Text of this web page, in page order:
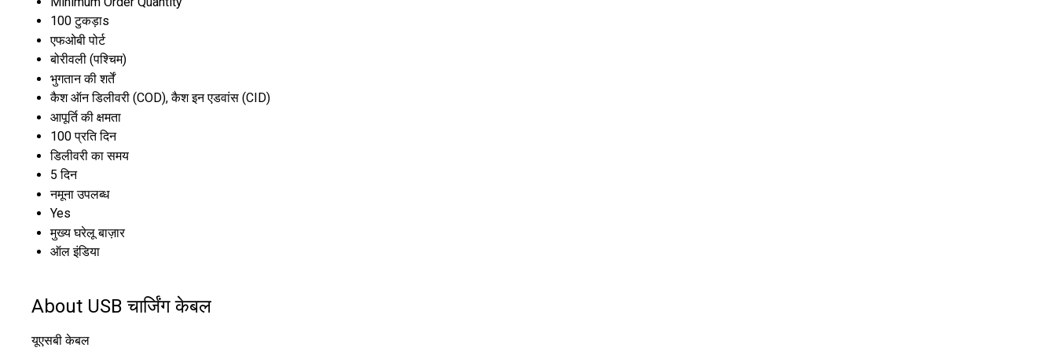
100 टुकड़ाs
एफओबी पोर्ट
बोरीवली (पश्चिम)
भुगतान की शर्तें
कैश ऑन डिलीवरी (COD), कैश इन एडवांस (CID)
आपूर्ति की क्षमता
100 प्रति दिन
डिलीवरी का समय
5 दिन
नमूना उपलब्ध
Yes
मुख्य घरेलू बाज़ार
ऑल इंडिया
About USB चार्जिंग केबल
यूएसबी केबल